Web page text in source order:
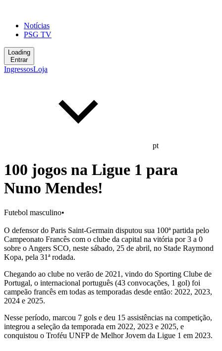
Notícias
PSG TV
Loading
Entrar
IngressosLoja
pt
100 jogos na Ligue 1 para
Nuno Mendes!
Futebol masculino•
O defensor do Paris Saint-Germain disputou sua 100ª partida pelo
Campeonato Francês com o clube da capital na vitória por 3 a 0
sobre o Angers SCO, neste sábado, 25 de abril, no Stade Raymond
Kopa, pela 31ª rodada.
Chegando ao clube no verão de 2021, vindo do Sporting Clube de
Portugal, o internacional português (43 convocações, 1 gol) foi
campeão francês em todas as temporadas desde então: 2022, 2023,
2024 e 2025.
Nesse período, marcou 7 gols e deu 15 assistências na competição,
integrou a seleção da temporada em 2022, 2023 e 2025, e
conquistou o Troféu UNFP de Melhor Jovem da Ligue 1 em 2023.